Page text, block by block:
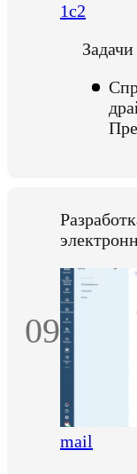
1c2
Задачи
09
mail